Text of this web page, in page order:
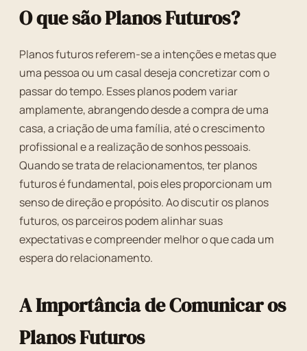
O que são Planos Futuros?
Planos futuros referem-se a intenções e metas que
uma pessoa ou um casal deseja concretizar com o
passar do tempo. Esses planos podem variar
amplamente, abrangendo desde a compra de uma
casa, a criação de uma família, até o crescimento
profissional e a realização de sonhos pessoais.
Quando se trata de relacionamentos, ter planos
futuros é fundamental, pois eles proporcionam um
senso de direção e propósito. Ao discutir os planos
futuros, os parceiros podem alinhar suas
expectativas e compreender melhor o que cada um
espera do relacionamento.
A Importância de Comunicar os
Planos Futuros